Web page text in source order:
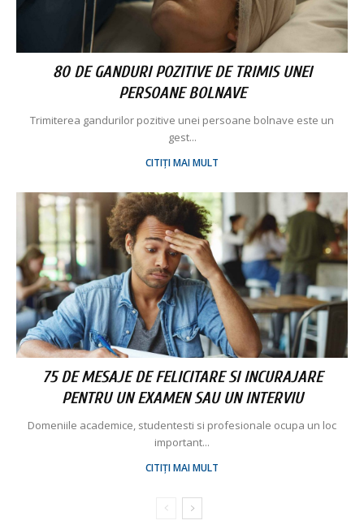
80 DE GANDURI POZITIVE DE TRIMIS UNEI
PERSOANE BOLNAVE
Trimiterea gandurilor pozitive unei persoane bolnave este un
gest...
CITIȚI MAI MULT
75 DE MESAJE DE FELICITARE SI INCURAJARE
PENTRU UN EXAMEN SAU UN INTERVIU
Domeniile academice, studentesti si profesionale ocupa un loc
important...
CITIȚI MAI MULT